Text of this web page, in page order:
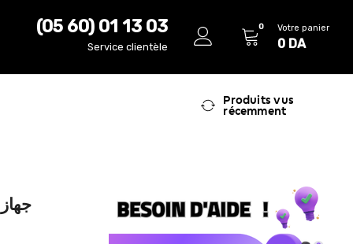
(05 60) 01 13 03
Service clientèle
0 Votre panier
0 DA
Produits vus
récemment